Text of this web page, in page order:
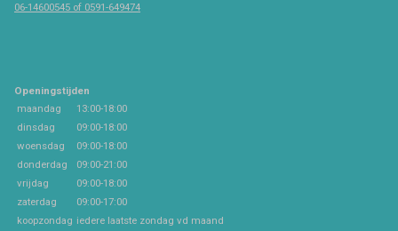
06-14600545 of 0591-649474
Openingstijden
maandag
13:00-18:00
dinsdag
09:00-18:00
woensdag
09:00-18:00
donderdag
09:00-21:00
vrijdag
09:00-18:00
zaterdag
09:00-17:00
koopzondag iedere laatste zondag vd maand